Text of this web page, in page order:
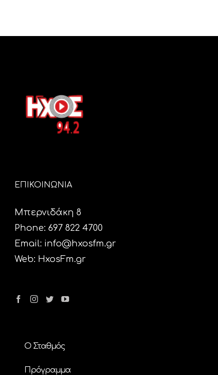
ΕΠΙΚΟΙΝΩΝΙΑ
Μπερνιδάκη 8
Phone: 697 822 4700
Email: info@hxosfm.gr
Web: HxosFm.gr
Ο Σταθμός
Πρόγραμμα